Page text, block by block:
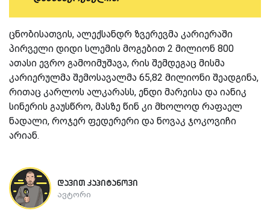
ცნობისათვის, ალექსანდრ ზვერევმა კარიერაში
პირველი დიდი სლემის მოგებით 2 მილიონ 800
ათასი ევრო გამოიმუშავა, რის შემდეგაც მისმა
კარიერულმა შემოსავალმა 65,82 მილიონი შეადგინა,
რითაც კარლოს ალკარასს, ენდი მარეისა და იანიკ
სინერის გაუსწრო, მასზე წინ კი მხოლოდ რაფაელ
ნადალი, როჯერ ფედერერი და ნოვაკ ჯოკოვიჩი
არიან.
დავით კაპიტანოვი
ავტორი